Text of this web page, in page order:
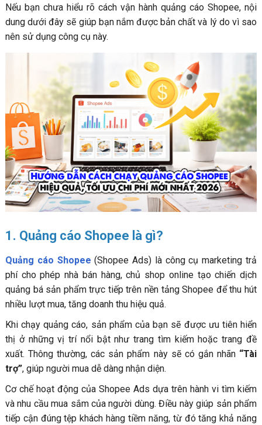
3.3. Quảng cáo Khám phá (Discovery Shopee Ads)
3.4. Quảng cáo Livestream
3.5. Vậy nên chọn hình thức quảng cáo Shopee nào?
4. Hướng dẫn chi tiết cách thiết lập chạy quảng cáo
Shopee Ads hiệu quả nhất
4.1. Các bước thiết lập đấu thầu từ khóa tìm kiếm
quảng cáo trên Shopee:
4.2. Các bước thiết lập quảng cáo Khám phá trên
Shopee:
5. Lưu ý khi chạy quảng cáo Shopee cho người mới bắt
đầu
5.1. Trường hợp chiến dịch quảng cáo Shopee bị tạm
ngưng
5.3. Lưu ý khi chọn từ khóa quảng cáo
FAQs - Những câu hỏi liên quan đến Shopee Ads
Nếu bạn chưa hiểu rõ cách vận hành quảng cáo Shopee, nội
dung dưới đây sẽ giúp bạn nắm được bản chất và lý do vì sao
nên sử dụng công cụ này.
1. Quảng cáo Shopee là gì?
Quảng cáo Shopee (Shopee Ads) là công cụ marketing trả
phí cho phép nhà bán hàng, chủ shop online tạo chiến dịch
quảng bá sản phẩm trực tiếp trên nền tảng Shopee để thu hút
nhiều lượt mua, tăng doanh thu hiệu quả.
Khi chạy quảng cáo, sản phẩm của bạn sẽ được ưu tiên hiển
thị ở những vị trí nổi bật như trang tìm kiếm hoặc trang đề
xuất. Thông thường, các sản phẩm này sẽ có gắn nhãn “Tài
trợ”, giúp người mua dễ dàng nhận diện.
Cơ chế hoạt động của Shopee Ads dựa trên hành vi tìm kiếm
và nhu cầu mua sắm của người dùng. Điều này giúp sản phẩm
tiếp cận đúng tệp khách hàng tiềm năng, từ đó tăng khả năng